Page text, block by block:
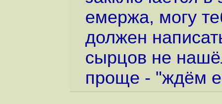
емержа, могу
должен
сырцов не
проще - "ждём